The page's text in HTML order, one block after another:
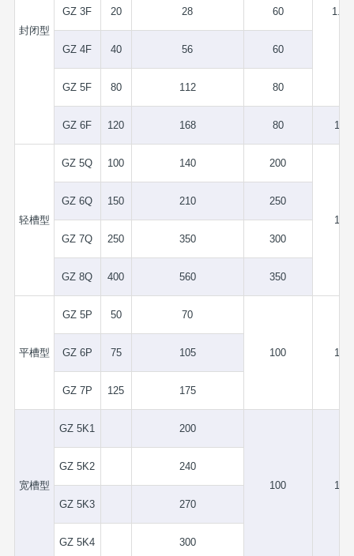
封闭型
1.75
GZ 3F 20 28 60
GZ 4F 40 56 60
GZ 5F 80 112 80
GZ 6F 120 168 80 1.5
轻槽型
GZ 5Q 100 140 200
1.5
GZ 6Q 150 210 250
GZ 7Q 250 350 300
GZ 8Q 400 560 350
平槽型
GZ 5P 50 70
100 1.5
GZ 6P 75 105
GZ 7P 125 175
宽槽型
GZ 5K1 200
100 1.5
GZ 5K2 240
GZ 5K3 270
GZ 5K4 300